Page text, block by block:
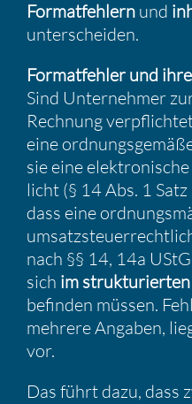
Format­feh­lern und
unter­scheiden.
Format­fehler und
Sind Unter­nehmer
Rechnung
eine
sie eine
licht (§ 14 Abs. 1
dass eine
nach §§ 14, 14a
sich im struk­tu­rierten
befinden müssen.
mehrere Angaben,
vor.
Das führt dazu, dass